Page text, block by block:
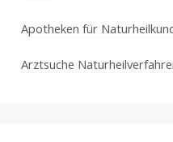
Apotheken für
Arztsuche